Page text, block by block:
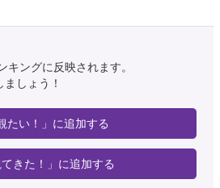
ングに反映されます。
しょう！
たい！」に追加する
てきた！」に追加する